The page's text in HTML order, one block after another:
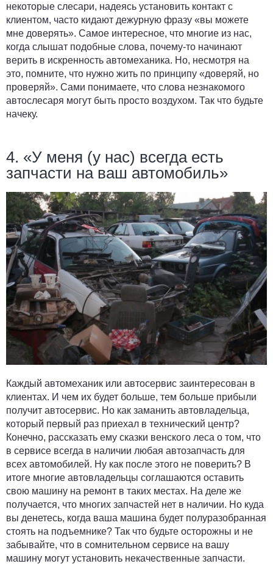
некоторые слесари, надеясь установить контакт с
клиентом, часто кидают дежурную фразу «вы можете
мне доверять». Самое интересное, что многие из нас,
когда слышат подобные слова, почему-то начинают
верить в искренность автомеханика. Но, несмотря на
это, помните, что нужно жить по принципу «доверяй, но
проверяй». Сами понимаете, что слова незнакомого
автослесаря могут быть просто воздухом. Так что будьте
начеку.
4. «У меня (у нас) всегда есть
запчасти на ваш автомобиль»
Каждый автомеханик или автосервис заинтересован в
клиентах. И чем их будет больше, тем больше прибыли
получит автосервис. Но как заманить автовладельца,
который первый раз приехал в технический центр?
Конечно, рассказать ему сказки венского леса о том, что
в сервисе всегда в наличии любая автозапчасть для
всех автомобилей. Ну как после этого не поверить? В
итоге многие автовладельцы соглашаются оставить
свою машину на ремонт в таких местах. На деле же
получается, что многих запчастей нет в наличии. Но куда
вы денетесь, когда ваша машина будет полуразобранная
стоять на подъемнике? Так что будьте осторожны и не
забывайте, что в сомнительном сервисе на вашу
машину могут установить некачественные запчасти.